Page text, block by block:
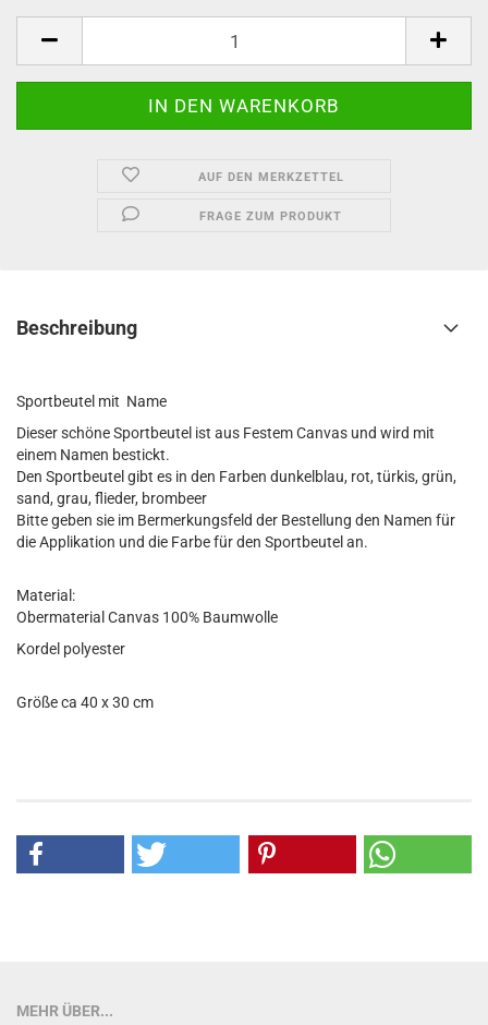
AUF DEN MERKZETTEL
FRAGE ZUM PRODUKT
Beschreibung
Sportbeutel mit Name
Dieser schöne Sportbeutel ist aus Festem Canvas und wird mit
einem Namen bestickt.
Den Sportbeutel gibt es in den Farben dunkelblau, rot, türkis, grün,
sand, grau, flieder, brombeer
Bitte geben sie im Bermerkungsfeld der Bestellung den Namen für
die Applikation und die Farbe für den Sportbeutel an.
Material:
Obermaterial Canvas 100% Baumwolle
Kordel polyester
Größe ca 40 x 30 cm
MEHR ÜBER...